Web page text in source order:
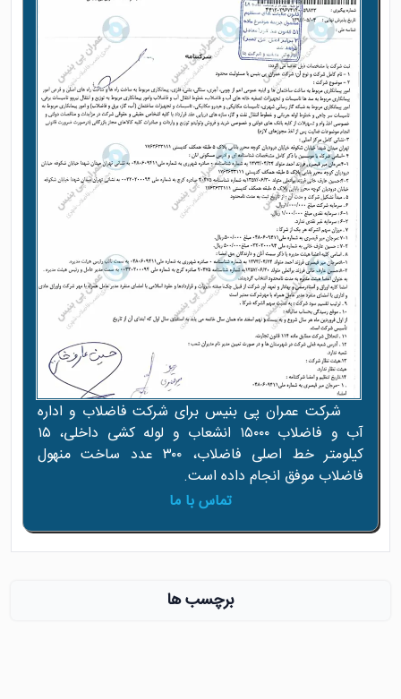
شرکت عمران پی بنیس برای شرکت فاضلاب و اداره
آب و فاضلاب ۱۵۰۰۰ انشعاب و لوله کشی داخلی، ۱۵
کیلومتر خط اصلی فاضلاب، ۳۰۰ عدد ساخت منهول
فاضلاب موفق انجام داده است.
تماس با ما
برچسب ها